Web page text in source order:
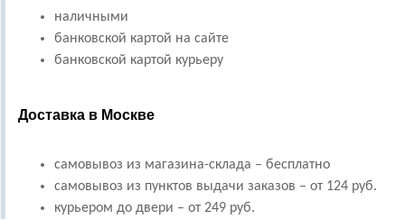
наличными
банковской картой на сайте
банковской картой курьеру
Доставка в Москве
самовывоз из магазина-склада – бесплатно
самовывоз из пунктов выдачи заказов – от 124 руб.
курьером до двери – от 249 руб.